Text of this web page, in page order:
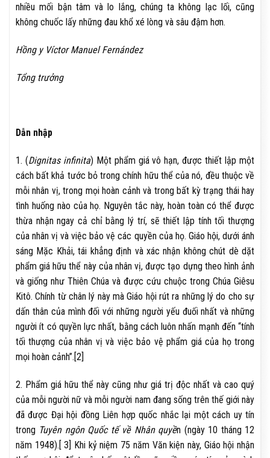
nhiều mối bận tâm và lo lắng, chúng ta không lạc lối, cũng
không chuốc lấy những đau khổ xé lòng và sâu đậm hơn.
Hồng y Víctor Manuel Fernández
Tổng trưởng
Dẫn nhập
1. (Dignitas infinita) Một phẩm giá vô hạn, được thiết lập một
cách bất khả tước bỏ trong chính hữu thể của nó, đều thuộc về
mỗi nhân vị, trong mọi hoàn cảnh và trong bất kỳ trạng thái hay
tình huống nào của họ. Nguyên tắc này, hoàn toàn có thể được
thừa nhận ngay cả chỉ bằng lý trí, sẽ thiết lập tính tối thượng
của nhân vị và việc bảo vệ các quyền của họ. Giáo hội, dưới ánh
sáng Mặc Khải, tái khẳng định và xác nhận không chút dè dặt
phẩm giá hữu thể này của nhân vị, được tạo dựng theo hình ảnh
và giống như Thiên Chúa và được cứu chuộc trong Chúa Giêsu
Kitô. Chính từ chân lý này mà Giáo hội rút ra những lý do cho sự
dấn thân của mình đối với những người yếu đuối nhất và những
người ít có quyền lực nhất, bằng cách luôn nhấn mạnh đến “tính
tối thượng của nhân vị và việc bảo vệ phẩm giá của họ trong
mọi hoàn cảnh”.[2]
2. Phẩm giá hữu thể này cũng như giá trị độc nhất và cao quý
của mỗi người nữ và mỗi người nam đang sống trên thế giới này
đã được Đại hội đồng Liên hợp quốc nhắc lại một cách uy tín
trong Tuyên ngôn Quốc tế về Nhân quyền (ngày 10 tháng 12
năm 1948).[ 3] Khi kỷ niệm 75 năm Văn kiện này, Giáo hội nhận